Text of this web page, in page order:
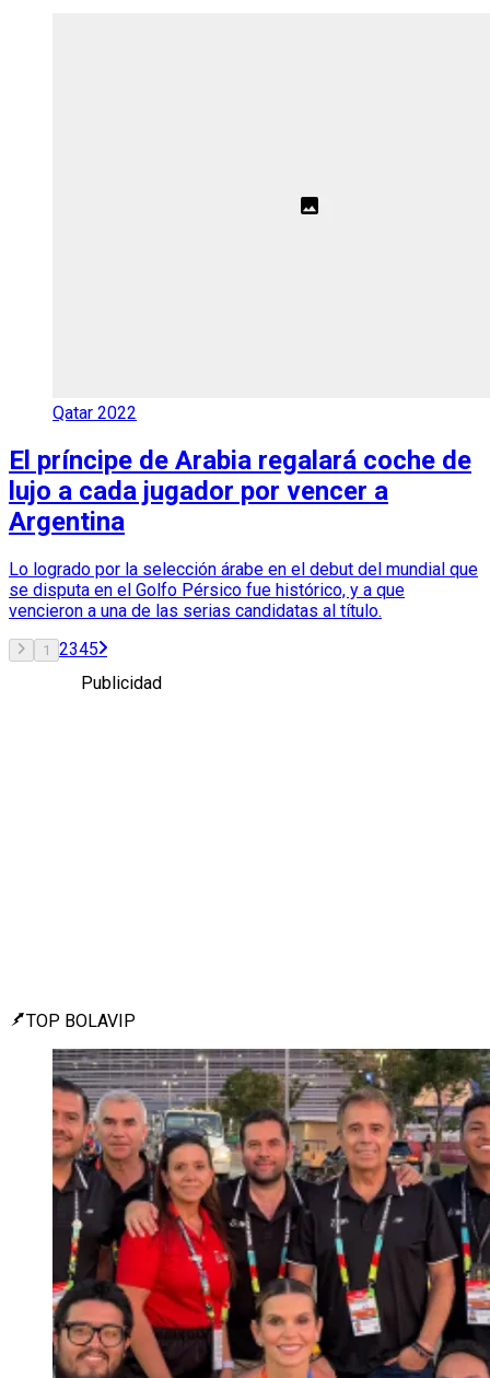
Qatar 2022
El príncipe de Arabia regalará coche de
lujo a cada jugador por vencer a
Argentina
Lo logrado por la selección árabe en el debut del mundial que
se disputa en el Golfo Pérsico fue histórico, y a que
vencieron a una de las serias candidatas al título.
1 2345
Publicidad
TOP BOLAVIP